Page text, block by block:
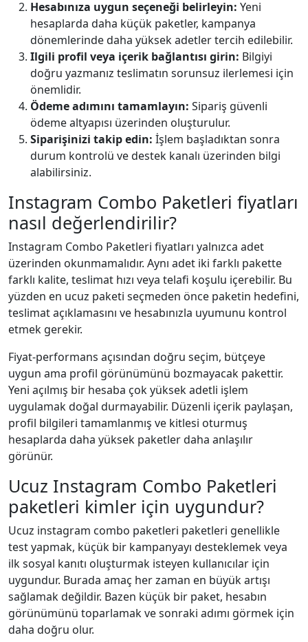
Hesabınıza uygun seçeneği belirleyin: Yeni
hesaplarda daha küçük paketler, kampanya
dönemlerinde daha yüksek adetler tercih edilebilir.
Ilgili profil veya içerik bağlantısı girin: Bilgiyi
doğru yazmanız teslimatın sorunsuz ilerlemesi için
önemlidir.
Ödeme adımını tamamlayın: Sipariş güvenli
ödeme altyapısı üzerinden oluşturulur.
Siparişinizi takip edin: İşlem başladıktan sonra
durum kontrolü ve destek kanalı üzerinden bilgi
alabilirsiniz.
Instagram Combo Paketleri fiyatları
nasıl değerlendirilir?
Instagram Combo Paketleri fiyatları yalnızca adet
üzerinden okunmamalıdır. Aynı adet iki farklı pakette
farklı kalite, teslimat hızı veya telafi koşulu içerebilir. Bu
yüzden en ucuz paketi seçmeden önce paketin hedefini,
teslimat açıklamasını ve hesabınızla uyumunu kontrol
etmek gerekir.
Fiyat-performans açısından doğru seçim, bütçeye
uygun ama profil görünümünü bozmayacak pakettir.
Yeni açılmış bir hesaba çok yüksek adetli işlem
uygulamak doğal durmayabilir. Düzenli içerik paylaşan,
profil bilgileri tamamlanmış ve kitlesi oturmuş
hesaplarda daha yüksek paketler daha anlaşılır
görünür.
Ucuz Instagram Combo Paketleri
paketleri kimler için uygundur?
Ucuz instagram combo paketleri paketleri genellikle
test yapmak, küçük bir kampanyayı desteklemek veya
ilk sosyal kanıtı oluşturmak isteyen kullanıcılar için
uygundur. Burada amaç her zaman en büyük artışı
sağlamak değildir. Bazen küçük bir paket, hesabın
görünümünü toparlamak ve sonraki adımı görmek için
daha doğru olur.